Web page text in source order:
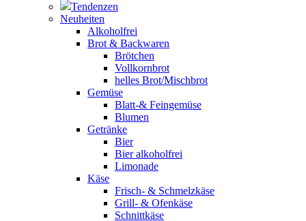
Tendenzen
Neuheiten
Alkoholfrei
Brot & Backwaren
Brötchen
Vollkornbrot
helles Brot/Mischbrot
Gemüse
Blatt-& Feingemüse
Blumen
Getränke
Bier
Bier alkoholfrei
Limonade
Käse
Frisch- & Schmelzkäse
Grill- & Ofenkäse
Schnittkäse